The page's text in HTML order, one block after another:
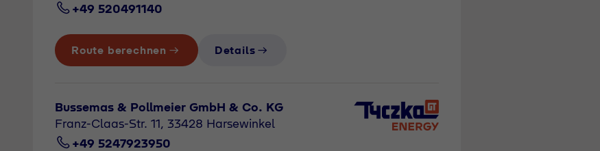
+49 520491140
Route berechnen Details
Bussemas & Pollmeier GmbH & Co. KG
Franz-Claas-Str. 11, 33428 Harsewinkel
+49 5247923950